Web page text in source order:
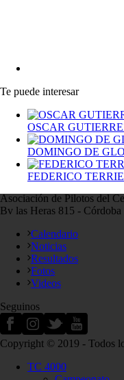
Te puede interesar
OSCAR
DOMINGO DE
FEDERICO
Asociación de Pilotos del
Bv las Heras 815 -
Calendario
Noticias
Resultados
Fotos
Videos
Seguinos
Copyright © 2019 - Todos
TC 4000